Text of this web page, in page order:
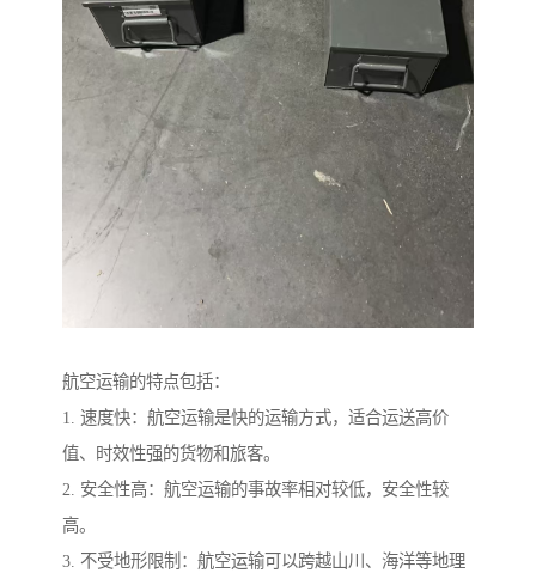
航空运输的特点包括：
1. 速度快：航空运输是快的运输方式，适合运送高价
值、时效性强的货物和旅客。
2. 安全性高：航空运输的事故率相对较低，安全性较
高。
3. 不受地形限制：航空运输可以跨越山川、海洋等地理